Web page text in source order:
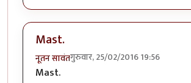
Mast.
नूतन सावंतगुरुवार, 25/02/2016 19:56
Mast.